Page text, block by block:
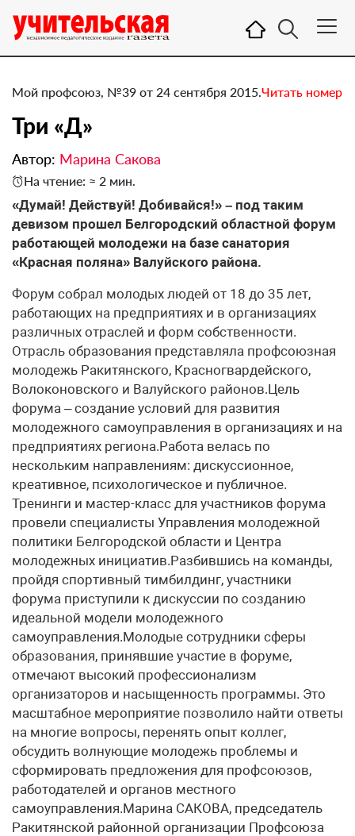
Мой профсоюз, №39 от 24 сентября 2015.Читать номер
Три «Д»
Автор: Марина Сакова
На чтение: ≈ 2 мин.
​«Думай! Действуй! Добивайся!» – под таким
девизом прошел Белгородский областной форум
работающей молодежи на базе санатория
«Красная поляна» Валуйского района.
Форум собрал молодых людей от 18 до 35 лет,
работающих на предприятиях и в организациях
различных отраслей и форм собственности.
Отрасль образования представляла профсоюзная
молодежь Ракитянского, Красногвардейского,
Волоконовского и Валуйского районов.Цель
форума – создание условий для развития
молодежного самоуправления в организациях и на
предприятиях региона.Работа велась по
нескольким направлениям: дискуссионное,
креативное, психологическое и публичное.
Тренинги и мастер-класс для участников форума
провели специалисты Управления молодежной
политики Белгородской области и Центра
молодежных инициатив.Разбившись на команды,
пройдя спортивный тимбилдинг, участники
форума приступили к дискуссии по созданию
идеальной модели молодежного
самоуправления.Молодые сотрудники сферы
образования, принявшие участие в форуме,
отмечают высокий профессионализм
организаторов и насыщенность программы. Это
масштабное мероприятие позволило найти ответы
на многие вопросы, перенять опыт коллег,
обсудить волнующие молодежь проблемы и
сформировать предложения для профсоюзов,
работодателей и органов местного
самоуправления.Марина САКОВА, председатель
Ракитянской районной организации Профсоюза